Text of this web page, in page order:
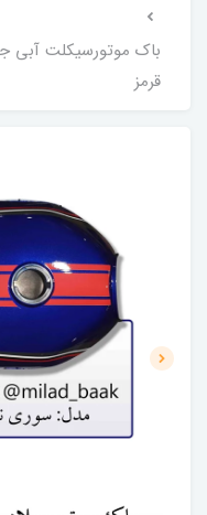
باک موتورسیکلت آبی
قرمز